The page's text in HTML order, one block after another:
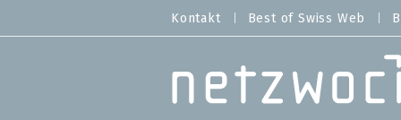
zum
MENU
Kontakt Best of Swiss Web